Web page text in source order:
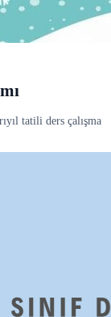
tatili ders çalışma